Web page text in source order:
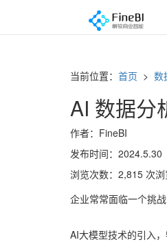
当前位置： 首页 > 数
AI 数据分
作者：FineBI
发布时间：2024.5.30
浏览次数：2,815 次浏
企业常常面临一个挑
AI大模型技术的引入